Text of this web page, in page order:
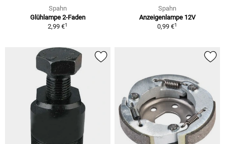
Spahn
Glühlampe 2-Faden
2,99 €1
Spahn
Anzeigenlampe 12V
0,99 €1